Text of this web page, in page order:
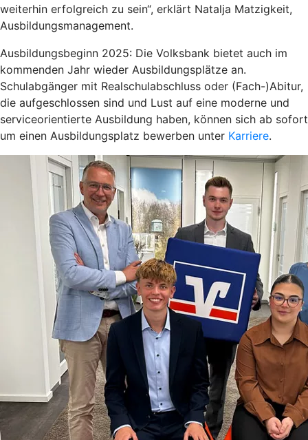
weiterhin erfolgreich zu sein“, erklärt Natalja Matzigkeit,
Ausbildungsmanagement.
Ausbildungsbeginn 2025: Die Volksbank bietet auch im
kommenden Jahr wieder Ausbildungsplätze an.
Schulabgänger mit Realschulabschluss oder (Fach-)Abitur,
die aufgeschlossen sind und Lust auf eine moderne und
serviceorientierte Ausbildung haben, können sich ab sofort
um einen Ausbildungsplatz bewerben unter Karriere.